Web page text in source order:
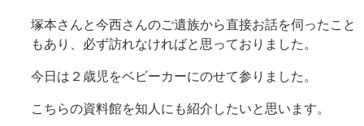
塚本さんと今西さんのご遺族から直接お話を伺ったこと
もあり、必ず訪れなければと思っておりました。
今日は２歳児をベビーカーにのせて参りました。
こちらの資料館を知人にも紹介したいと思います。